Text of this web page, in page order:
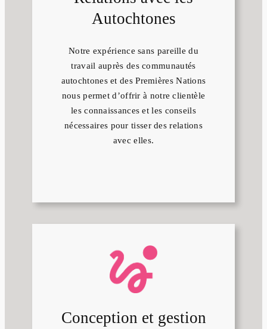
Autochtones
Notre expérience sans pareille du
travail auprès des communautés
autochtones et des Premières Nations
nous permet d’offrir à notre clientèle
les connaissances et les conseils
nécessaires pour tisser des relations
avec elles.
Conception et gestion